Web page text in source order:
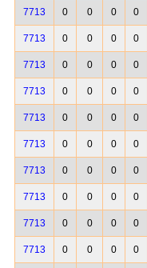
7713
0 0 0 0
7713
0 0 0 0
7713
0 0 0 0
7713
0 0 0 0
7713
0 0 0 0
7713
0 0 0 0
7713 0 0 0 0
7713
0 0 0 0
7713
0 0 0 0
7713
0 0 0 0